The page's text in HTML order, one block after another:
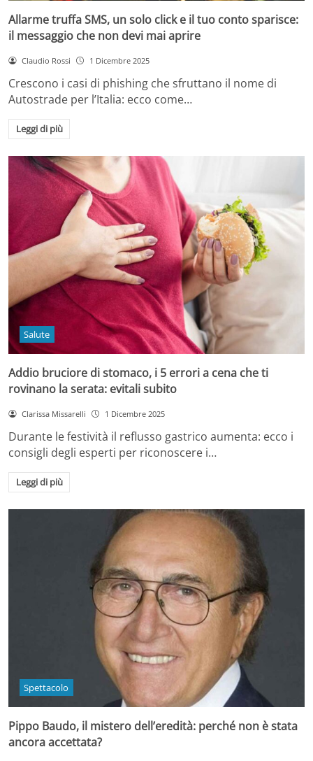
Allarme truffa SMS, un solo click e il tuo conto sparisce:
il messaggio che non devi mai aprire
Claudio Rossi 1 Dicembre 2025
Crescono i casi di phishing che sfruttano il nome di
Autostrade per l’Italia: ecco come…
Leggi di più
Salute
Addio bruciore di stomaco, i 5 errori a cena che ti
rovinano la serata: evitali subito
Clarissa Missarelli 1 Dicembre 2025
Durante le festività il reflusso gastrico aumenta: ecco i
consigli degli esperti per riconoscere i…
Leggi di più
Spettacolo
Pippo Baudo, il mistero dell’eredità: perché non è stata
ancora accettata?